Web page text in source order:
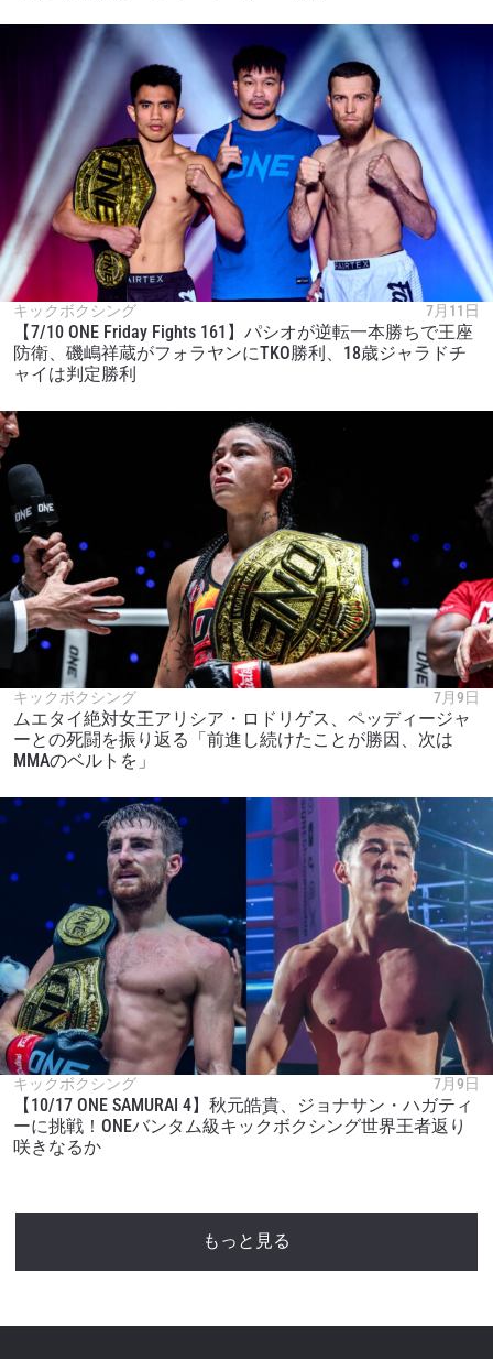
キックボクシング 7月11日
【7/10 ONE Friday Fights 161】パシオが逆転一本勝ちで王座
防衛、磯嶋祥蔵がフォラヤンにTKO勝利、18歳ジャラドチ
ャイは判定勝利
キックボクシング 7月9日
ムエタイ絶対女王アリシア・ロドリゲス、ペッディージャ
ーとの死闘を振り返る「前進し続けたことが勝因、次は
MMAのベルトを」
キックボクシング 7月9日
【10/17 ONE SAMURAI 4】秋元皓貴、ジョナサン・ハガティ
ーに挑戦！ONEバンタム級キックボクシング世界王者返り
咲きなるか
もっと見る